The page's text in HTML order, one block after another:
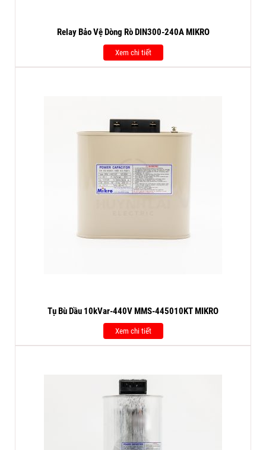
Relay Bảo Vệ Dòng Rò DIN300-240A MIKRO
Xem chi tiết
Tụ Bù Dầu 10kVar-440V MMS-445010KT MIKRO
Xem chi tiết